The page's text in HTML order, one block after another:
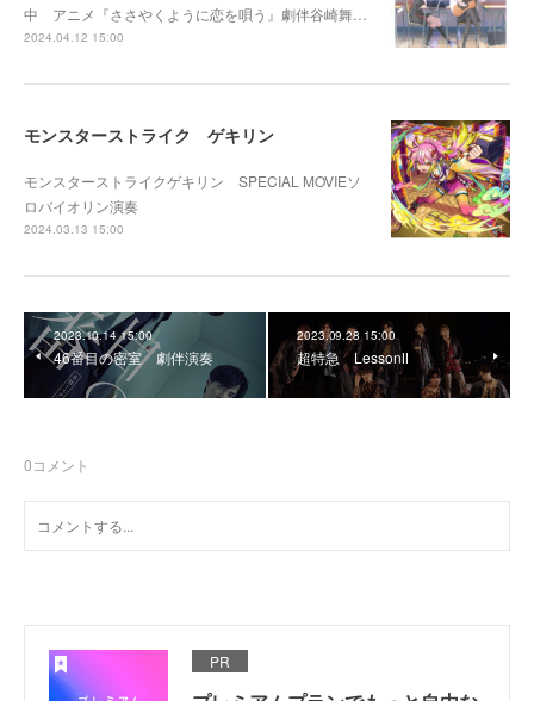
中 アニメ『ささやくように恋を唄う』劇伴谷崎舞…
2024.04.12 15:00
モンスターストライク ゲキリン
モンスターストライクゲキリン SPECIAL MOVIEソ
ロバイオリン演奏
2024.03.13 15:00
2023.10.14 15:00
46番目の密室 劇伴演奏
2023.09.28 15:00
超特急 LessonⅡ
0コメント
PR